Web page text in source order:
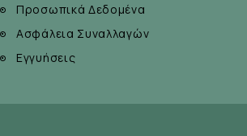
Προσωπικά Δεδομένα
Ασφάλεια Συναλλαγών
Εγγυήσεις